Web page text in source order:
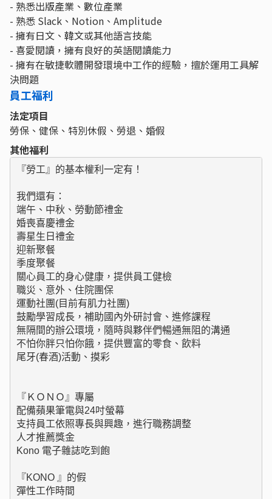
- 熟悉出版產業、數位產業
- 熟悉 Slack、Notion、Amplitude
- 擁有日文、韓文或其他語言技能
- 喜愛閱讀，擁有良好的英語閱讀能力
- 擁有在敏捷軟體開發環境中工作的經驗，擅於運用工具解
決問題
員工福利
法定項目
勞保、健保、特別休假、勞退、婚假
其他福利
『勞工』的基本權利一定有！
我們還有：
端午、中秋、勞動節禮金
婚喪喜慶禮金
壽星生日禮金
迎新聚餐
季度聚餐
關心員工的身心健康，提供員工健檢
職災、意外、住院團保
運動社團(目前有肌力社團)
鼓勵學習成長，補助國內外研討會、進修課程
無隔間的辦公環境，隨時與夥伴們暢通無阻的溝通
不怕你胖只怕你餓，提供豐富的零食、飲料
尾牙(春酒)活動、摸彩
『ＫＯＮＯ』專屬
配備蘋果筆電與24吋螢幕
支持員工依照專長與興趣，進行職務調整
人才推薦獎金
Kono 電子雜誌吃到飽
『KONO 』的假
彈性工作時間